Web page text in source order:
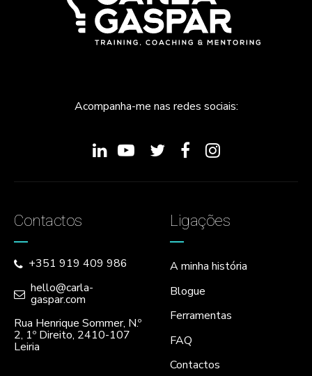
Acompanha-me nas redes sociais:
Contactos
+351 919 409 986
hello@carla-
gaspar.com
Rua Henrique Sommer, N.º
2, 1º Direito, 2410-107
Leiria
Ligações
A minha história
Blogue
Ferramentas
FAQ
Contactos